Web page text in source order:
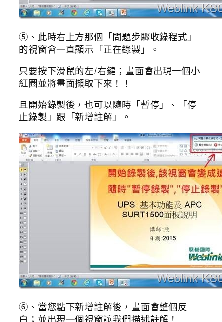
⑤、此時右上方那個「問題步驟收錄程式」
的視窗會一直顯示「正在錄製」。
只要按下滑鼠的左/右鍵；畫面會出現一個小
紅圈並將畫面擷取下來！！
且開始錄製後，也可以隨時「暫停」、「停
止錄製」跟「新增註解」。
⑥、當您點下新增註解後，畫面會整個反
白；並出現一個視窗讓我們描述註解！